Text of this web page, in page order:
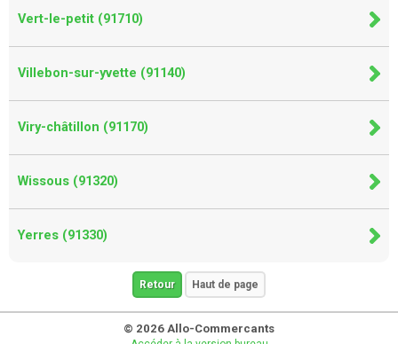
Vert-le-petit (91710)
Villebon-sur-yvette (91140)
Viry-châtillon (91170)
Wissous (91320)
Yerres (91330)
Retour Haut de page
© 2026 Allo-Commercants